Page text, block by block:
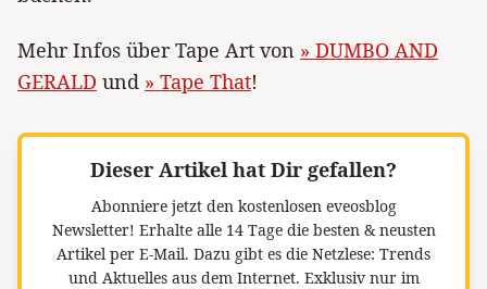
Mehr Infos über Tape Art von » DUMBO AND
GERALD und » Tape That!
Dieser Artikel hat Dir gefallen?
Abonniere jetzt den kostenlosen eveosblog
Newsletter! Erhalte alle 14 Tage die besten & neusten
Artikel per E-Mail. Dazu gibt es die Netzlese: Trends
und Aktuelles aus dem Internet. Exklusiv nur im